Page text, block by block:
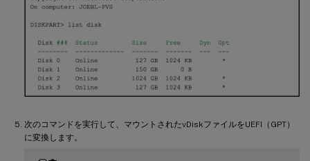
次のコマンドを実行して、マウントされたvDiskファイルをUEFI（GPT）
に変換します。